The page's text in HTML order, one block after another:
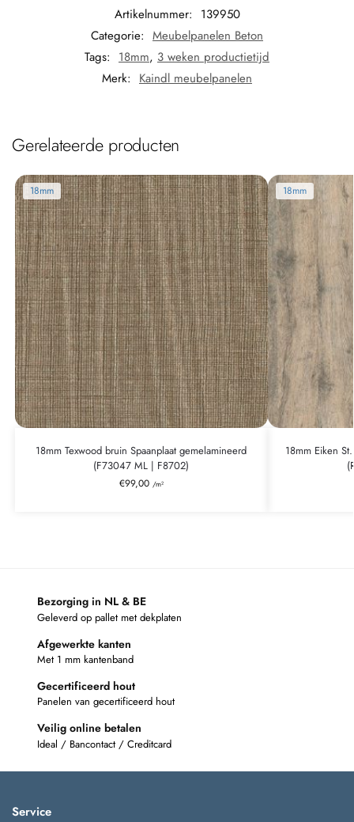
Artikelnummer: 139950
Categorie: Meubelpanelen Beton
Tags: 18mm, 3 weken productietijd
Merk: Kaindl meubelpanelen
Gerelateerde producten
18mm
18mm Texwood bruin Spaanplaat gemelamineerd
(F73047 ML | F8702)
€99,00 /m²
18mm
18mm Eiken
Bezorging in NL & BE
Geleverd op pallet met dekplaten
Afgewerkte kanten
Met 1 mm kantenband
Gecertificeerd hout
Panelen van gecertificeerd hout
Veilig online betalen
Ideal / Bancontact / Creditcard
Service